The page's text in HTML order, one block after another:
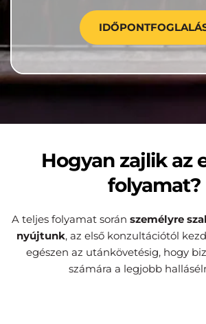
Hogyan zajlik az
folyamat?
A teljes folyamat során személyre
nyújtunk, az első konzultációtól
egészen az utánkövetésig, hogy
számára a legjobb